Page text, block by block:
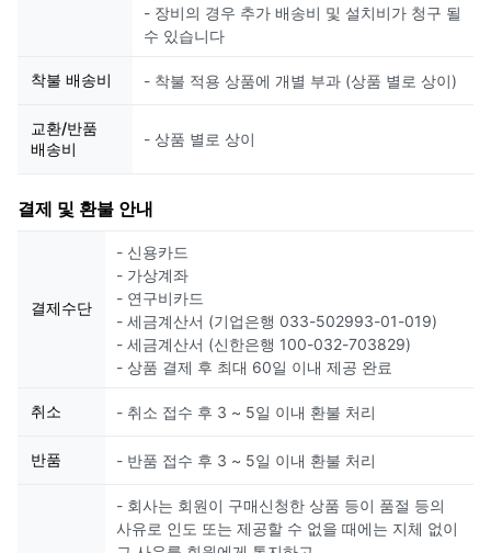
- 장비의 경우 추가 배송비 및 설치비가 청구 될
수 있습니다
착불 배송비 - 착불 적용 상품에 개별 부과 (상품 별로 상이)
교환/반품
배송비
- 상품 별로 상이
결제 및 환불 안내
결제수단
- 신용카드
- 가상계좌
- 연구비카드
- 세금계산서 (기업은행 033-502993-01-019)
- 세금계산서 (신한은행 100-032-703829)
- 상품 결제 후 최대 60일 이내 제공 완료
취소 - 취소 접수 후 3 ~ 5일 이내 환불 처리
반품 - 반품 접수 후 3 ~ 5일 이내 환불 처리
- 회사는 회원이 구매신청한 상품 등이 품절 등의
사유로 인도 또는 제공할 수 없을 때에는 지체 없이